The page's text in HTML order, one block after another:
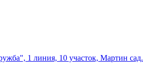
1 линия, 10 участок, Мартин сад.